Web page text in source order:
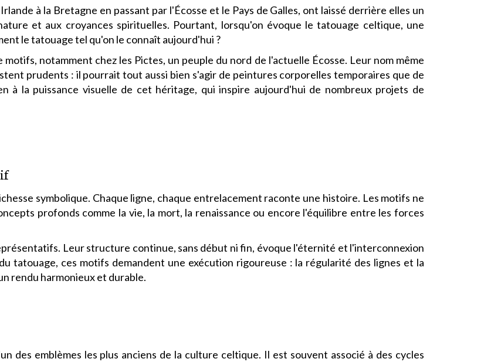
à la Bretagne en passant par l'Écosse et le Pays de Galles, ont laissé derrière elles un
et aux croyances spirituelles. Pourtant, lorsqu'on évoque le tatouage celtique, une
le tatouage tel qu'on le connaît aujourd'hui ?
notamment chez les Pictes, un peuple du nord de l'actuelle Écosse. Leur nom même
prudents : il pourrait tout aussi bien s'agir de peintures corporelles temporaires que de
à la puissance visuelle de cet héritage, qui inspire aujourd'hui de nombreux projets de
symbolique. Chaque ligne, chaque entrelacement raconte une histoire. Les motifs ne
profonds comme la vie, la mort, la renaissance ou encore l'équilibre entre les forces
Leur structure continue, sans début ni fin, évoque l'éternité et l'interconnexion
tatouage, ces motifs demandent une exécution rigoureuse : la régularité des lignes et la
rendu harmonieux et durable.
des emblèmes les plus anciens de la culture celtique. Il est souvent associé à des cycles